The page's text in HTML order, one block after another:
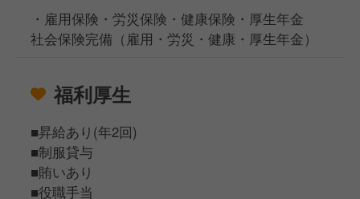
・雇用保険・労災保険・健康保険・厚生年金
社会保険完備（雇用・労災・健康・厚生年金）
福利厚生
■昇給あり(年2回)
■制服貸与
■賄いあり
■役職手当